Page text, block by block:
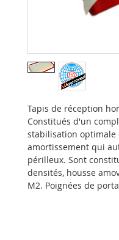
Tapis de réception
Constitués d'un
stabilisation optimale
amortissement qui
périlleux. Sont
densités, housse
M2. Poignées de